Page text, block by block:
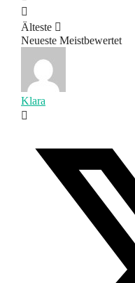
Älteste
Neueste Meistbewertet
Klara